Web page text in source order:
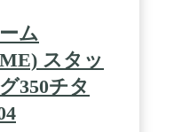
ム
スタッ
350チタ